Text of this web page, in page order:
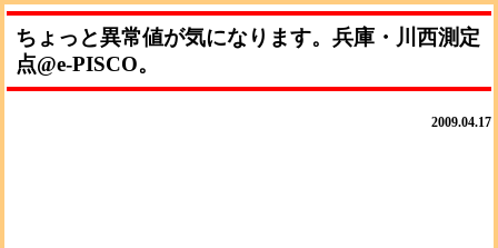
ちょっと異常値が気になります。兵庫・川西測定
点@e-PISCO。
2009.04.17